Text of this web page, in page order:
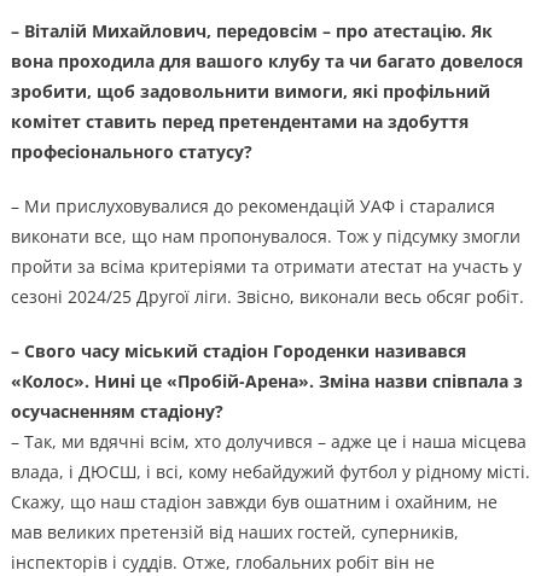
– Віталій Михайлович, передовсім – про атестацію. Як
вона проходила для вашого клубу та чи багато довелося
зробити, щоб задовольнити вимоги, які профільний
комітет ставить перед претендентами на здобуття
професіонального статусу?
– Ми прислуховувалися до рекомендацій УАФ і старалися
виконати все, що нам пропонувалося. Тож у підсумку змогли
пройти за всіма критеріями та отримати атестат на участь у
сезоні 2024/25 Другої ліги. Звісно, виконали весь обсяг робіт.
– Свого часу міський стадіон Городенки називався
«Колос». Нині це «Пробій-Арена». Зміна назви співпала з
осучасненням стадіону?
– Так, ми вдячні всім, хто долучився – адже це і наша місцева
влада, і ДЮСШ, і всі, кому небайдужий футбол у рідному місті.
Скажу, що наш стадіон завжди був ошатним і охайним, не
мав великих претензій від наших гостей, суперників,
інспекторів і суддів. Отже, глобальних робіт він не